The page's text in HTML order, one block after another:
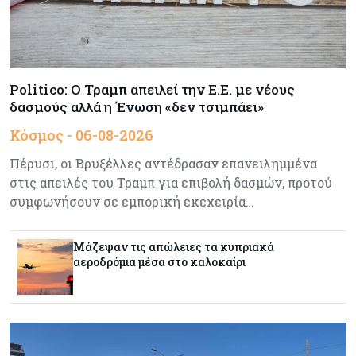
εκατ.
Tech 05-08-2026
Τεχνητή Νοημοσύνη: Η Alibaba λανσάρει το
Qwen3.8-Max με προηγμένες δυνατότητες
προγραμματισμού
Κύπρος
Αυξημένος κατά 3,4% ο δείκτης κύκλου
εργασιών στη βιομηχανία το πεντάμηνο
Κύπρος 05-08-2026
640 περισσότεροι άνεργοι σε σχέση με πέρσι
off, όπως το 1987
Politico: Ο Τραμπ απειλεί την Ε.Ε. με νέους
δασμούς αλλά η Ένωση «δεν τσιμπάει»
Κόσμος - 06-08-2026
Πέρυσι, οι Βρυξέλλες αντέδρασαν επανειλημμένα
στις απειλές του Τραμπ για επιβολή δασμών, προτού
συμφωνήσουν σε εμπορική εκεχειρία…
Μάζεψαν τις απώλειες τα κυπριακά
αεροδρόμια μέσα στο καλοκαίρι